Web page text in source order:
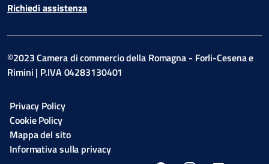
Richiedi assistenza
©2023 Camera di commercio della Romagna - Forli-Cesena e
Rimini | P.IVA 04283130401
Privacy Policy
Cookie Policy
Mappa del sito
Informativa sulla privacy